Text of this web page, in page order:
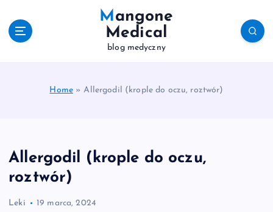
Mangone
Medical
blog medyczny
Home »Allergodil (krople do oczu, roztwór)
Allergodil (krople do oczu,
roztwór)
Leki 19 marca, 2024